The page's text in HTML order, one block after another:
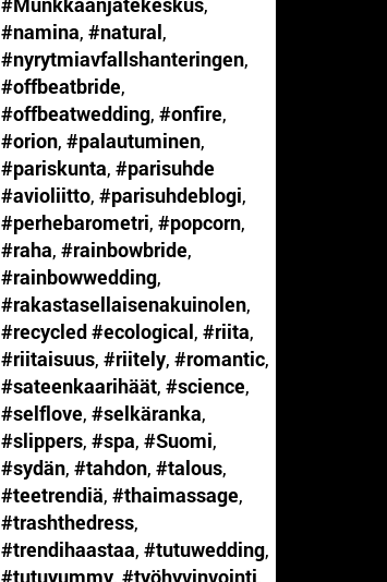
#namina, #natural,
#nyrytmiavfallshanteringen,
#offbeatbride,
#offbeatwedding, #onfire,
#orion, #palautuminen,
#pariskunta, #parisuhde
#avioliitto, #parisuhdeblogi,
#perhebarometri, #popcorn,
#raha, #rainbowbride,
#rainbowwedding,
#rakastasellaisenakuinolen,
#recycled #ecological, #riita,
#riitaisuus, #riitely, #romantic,
#sateenkaarihäät, #science,
#selflove, #selkäranka,
#slippers, #spa, #Suomi,
#sydän, #tahdon, #talous,
#teetrendiä, #thaimassage,
#trashthedress,
#trendihaastaa, #tutuwedding,
#tutuyummy, #työhyvinvointi,